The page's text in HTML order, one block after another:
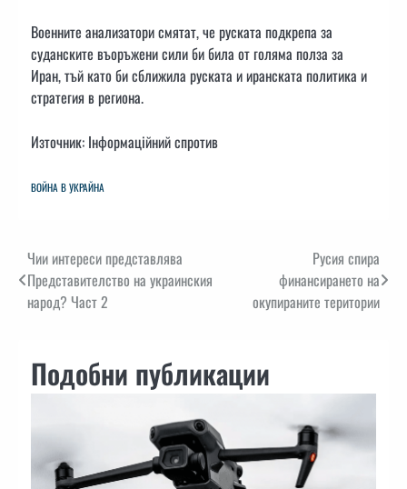
Военните анализатори смятат, че руската подкрепа за
суданските въоръжени сили би била от голяма полза за
Иран, тъй като би сближила руската и иранската политика и
стратегия в региона.
Източник: Інформаційний спротив
ВОЙНА В УКРАЙНА
Навигация
Чии интереси представлява
Представителство на украинския
народ? Част 2
Русия спира
финансирането на
окупираните територии
Подобни публикации